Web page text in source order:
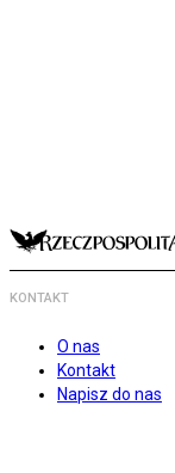
KONTAKT
O nas
Kontakt
Napisz do nas